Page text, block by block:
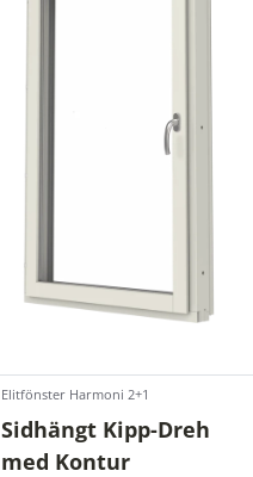
Elitfönster Harmoni 2+1
Sidhängt Kipp-Dreh
med Kontur